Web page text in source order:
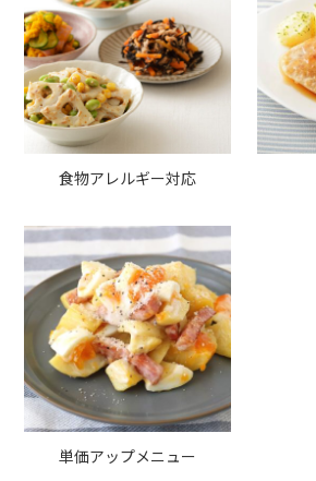
食物アレルギー対応
単価アップメニュー